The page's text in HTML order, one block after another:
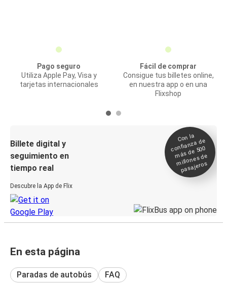
Pago seguro
Utiliza Apple Pay, Visa y
tarjetas internacionales
Fácil de comprar
Consigue tus billetes online,
en nuestra app o en una
Flixshop
Billete digital y
seguimiento en
tiempo real
Descubre la App de Flix
Con la
confianza de
más de 500
millones de
pasajeros
En esta página
Paradas de autobús FAQ